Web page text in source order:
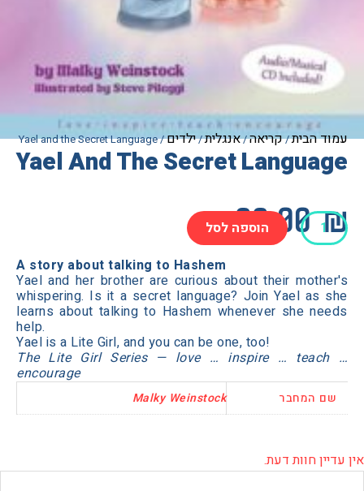
/קריאה/אנגלית/ילדים/ Yael and the Secret Language
Yael And The Secret
הוספה לסל
A story about talking to Hashem
Yael and her brother are curious about their
whispering. Is it a secret language? Join Yael
learns about talking to Hashem whenever she
Yael is a Lite Girl, and you can be one, too!
The Lite Girl Series — love … inspire …
encourage
המחבר Malky Weinstock
חוות דעת.